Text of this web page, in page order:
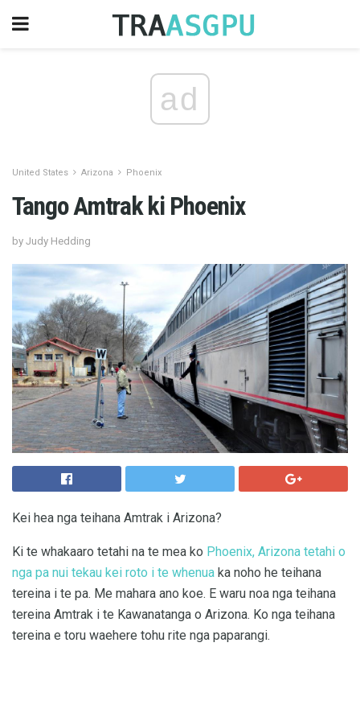
ad
United States Arizona Phoenix
Tango Amtrak ki Phoenix
by Judy Hedding
Kei hea nga teihana Amtrak i Arizona?
Ki te whakaaro tetahi na te mea ko Phoenix, Arizona tetahi o
nga pa nui tekau kei roto i te whenua ka noho he teihana
tereina i te pa. Me mahara ano koe. E waru noa nga teihana
tereina Amtrak i te Kawanatanga o Arizona. Ko nga teihana
tereina e toru waehere tohu rite nga paparangi.